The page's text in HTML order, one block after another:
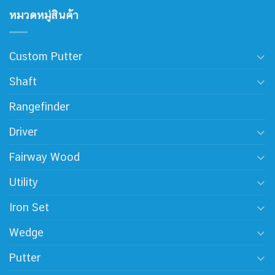
หมวดหมู่สินค้า
Custom Putter
Shaft
Rangefinder
Driver
Fairway Wood
Utility
Iron Set
Wedge
Putter